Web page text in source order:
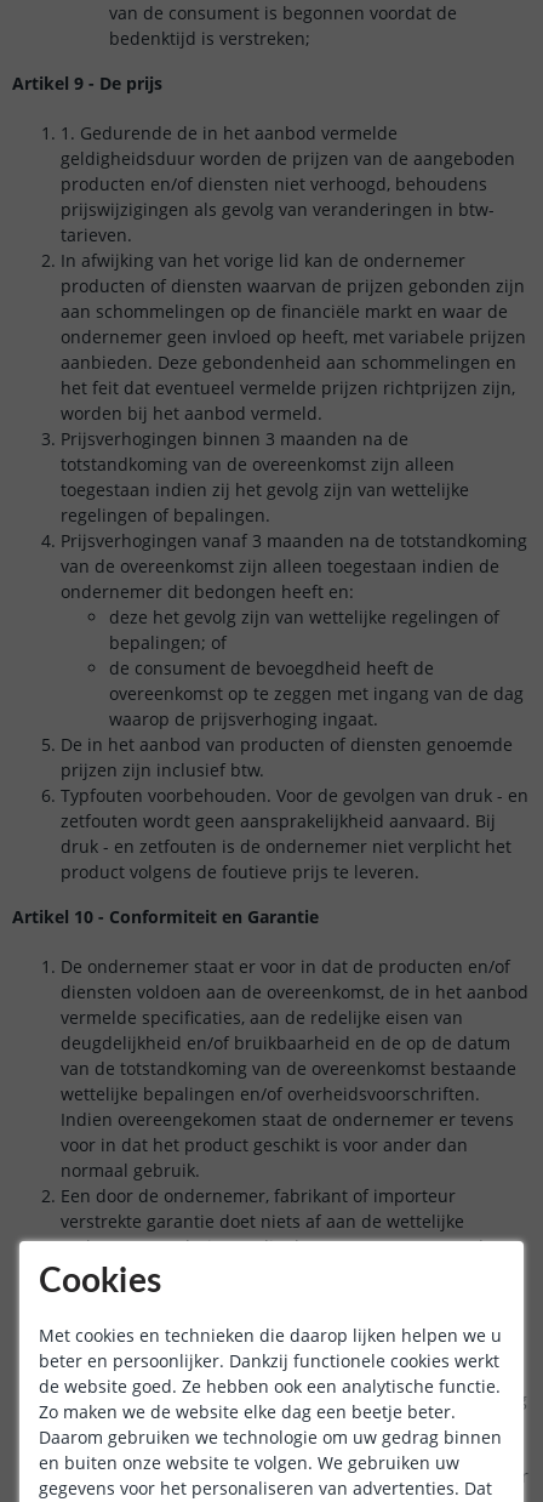
van de consument is begonnen voordat de
bedenktijd is verstreken;
Artikel 9 - De prijs
1. Gedurende de in het aanbod vermelde
geldigheidsduur worden de prijzen van de aangeboden
producten en/of diensten niet verhoogd, behoudens
prijswijzigingen als gevolg van veranderingen in btw-
tarieven.
In afwijking van het vorige lid kan de ondernemer
producten of diensten waarvan de prijzen gebonden zijn
aan schommelingen op de financiële markt en waar de
ondernemer geen invloed op heeft, met variabele prijzen
aanbieden. Deze gebondenheid aan schommelingen en
het feit dat eventueel vermelde prijzen richtprijzen zijn,
worden bij het aanbod vermeld.
Prijsverhogingen binnen 3 maanden na de
totstandkoming van de overeenkomst zijn alleen
toegestaan indien zij het gevolg zijn van wettelijke
regelingen of bepalingen.
Prijsverhogingen vanaf 3 maanden na de totstandkoming
van de overeenkomst zijn alleen toegestaan indien de
ondernemer dit bedongen heeft en:
deze het gevolg zijn van wettelijke regelingen of
bepalingen; of
de consument de bevoegdheid heeft de
overeenkomst op te zeggen met ingang van de dag
waarop de prijsverhoging ingaat.
De in het aanbod van producten of diensten genoemde
prijzen zijn inclusief btw.
Typfouten voorbehouden. Voor de gevolgen van druk - en
zetfouten wordt geen aansprakelijkheid aanvaard. Bij
druk - en zetfouten is de ondernemer niet verplicht het
product volgens de foutieve prijs te leveren.
Artikel 10 - Conformiteit en Garantie
De ondernemer staat er voor in dat de producten en/of
diensten voldoen aan de overeenkomst, de in het aanbod
vermelde specificaties, aan de redelijke eisen van
deugdelijkheid en/of bruikbaarheid en de op de datum
van de totstandkoming van de overeenkomst bestaande
wettelijke bepalingen en/of overheidsvoorschriften.
Indien overeengekomen staat de ondernemer er tevens
voor in dat het product geschikt is voor ander dan
normaal gebruik.
Een door de ondernemer, fabrikant of importeur
verstrekte garantie doet niets af aan de wettelijke
rechten en vorderingen die de consument op grond van
de overeenkomst tegenover de ondernemer kan doen
gelden.
Eventuele gebreken of verkeerd geleverde producten
dienen binnen 2 dagen levering aan de ondernemer
schriftelijk te worden gemeld. Terugzending van de
producten dient te geschieden in de originele verpakking
en in nieuwstaat verkerend.
De garantietermijn van de ondernemer komt overeen
met de fabrieksgarantietermijn. De ondernemer is echter
Cookies
Met cookies en technieken die daarop lijken helpen we u
beter en persoonlijker. Dankzij functionele cookies werkt
de website goed. Ze hebben ook een analytische functie.
Zo maken we de website elke dag een beetje beter.
Daarom gebruiken we technologie om uw gedrag binnen
en buiten onze website te volgen. We gebruiken uw
gegevens voor het personaliseren van advertenties. Dat